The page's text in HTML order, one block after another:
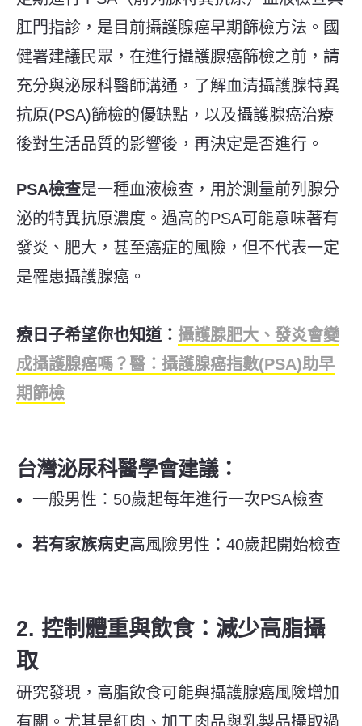
肛門指診，是目前攝護腺癌早期篩檢方法。 國
健署建議民眾，在進行攝護腺癌篩檢之前，請
充分與泌尿科醫師溝通，了解血清攝護腺特異
抗原(PSA)篩檢的優缺點，以及攝護腺癌治療
後對生活品質的影響後，再決定是否進行。
PSA檢查是一種血液檢查，用於測量前列腺分
泌的特異抗原濃度。過高的PSA可能意味著有
發炎、肥大，甚至癌症的風險，但不代表一定
是罹患攝護腺癌。
療日子希望你也知道： 攝護腺肥大、發炎會變
成攝護腺癌嗎？醫：攝護腺癌指數(PSA)助早
期篩檢
台灣泌尿科醫學會建議：
一般男性：50歲起每年進行一次PSA檢查
若有家族病史高風險男性：40歲起開始檢查
2. 控制體重與飲食：減少高脂攝
取
研究發現，高脂飲食可能與攝護腺癌風險增加
有關。尤其是紅肉、加工肉品與乳製品攝取過